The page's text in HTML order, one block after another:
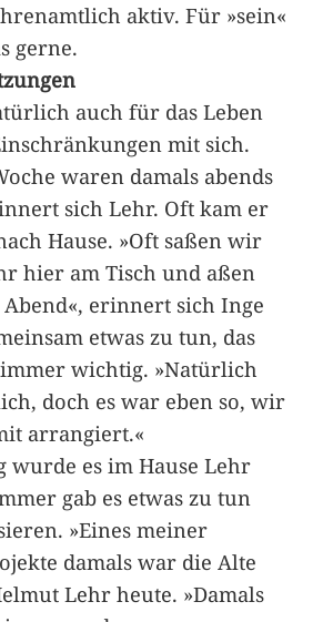
aktiv. Für »sein«
gerne.
auch für das Leben
mit sich.
waren damals abends
sich Lehr. Oft kam er
Hause. »Oft saßen wir
hier am Tisch und aßen
Abend«, erinnert sich Inge
etwas zu tun, das
wichtig. »Natürlich
doch es war eben so, wir
arrangiert.«
wurde es im Hause Lehr
gab es etwas zu tun
»Eines meiner
damals war die Alte
Lehr heute. »Damals